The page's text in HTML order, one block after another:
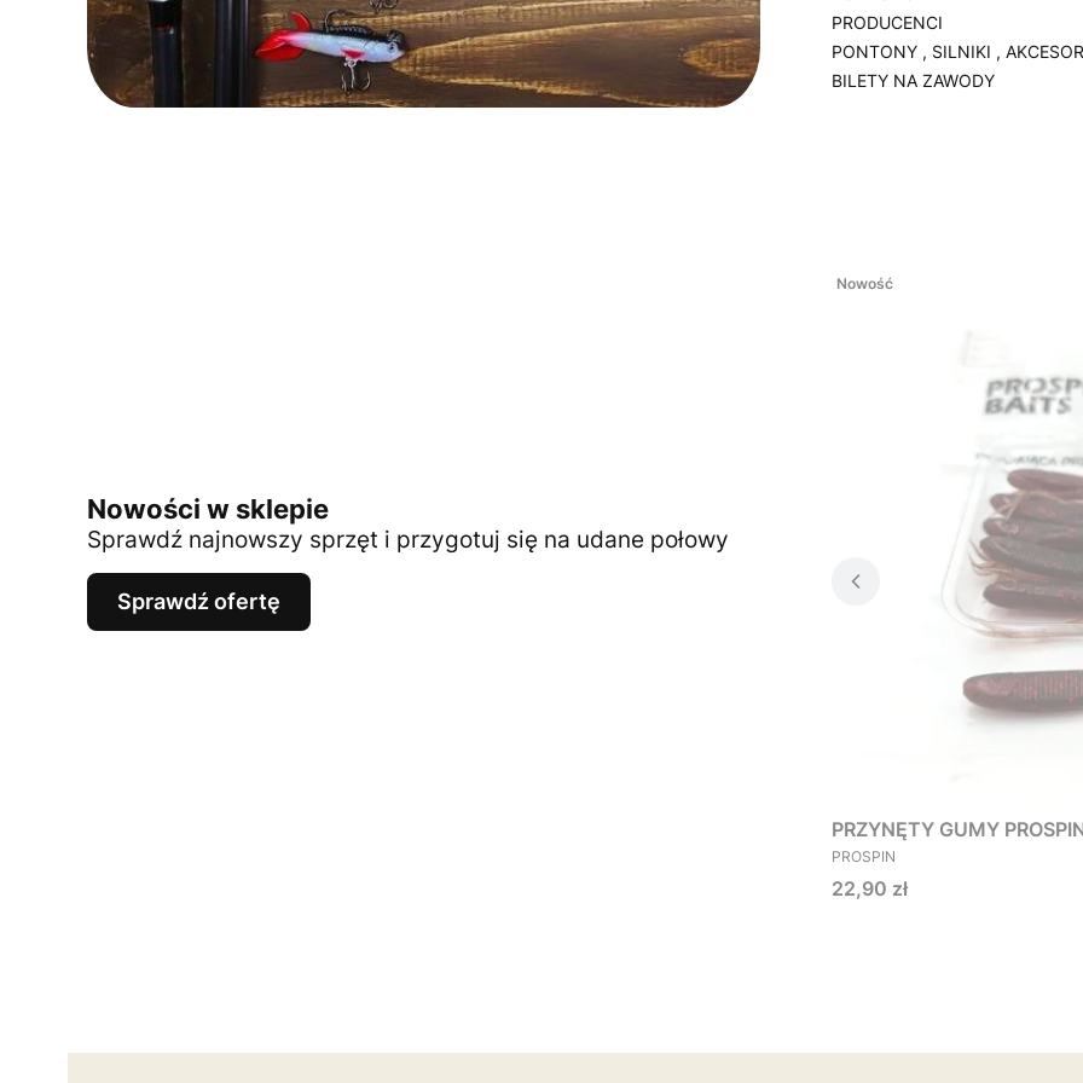
PRODUCENCI
PONTONY , SILNIKI ,
BILETY NA ZAWODY
Nowości w sklepie
Sprawdź najnowszy sprzęt i przygotuj się na udane połowy
Sprawdź ofertę
Nowość
PRZYNĘTY GUMY
PRODUCENT
PROSPIN
Cena
22,90 zł